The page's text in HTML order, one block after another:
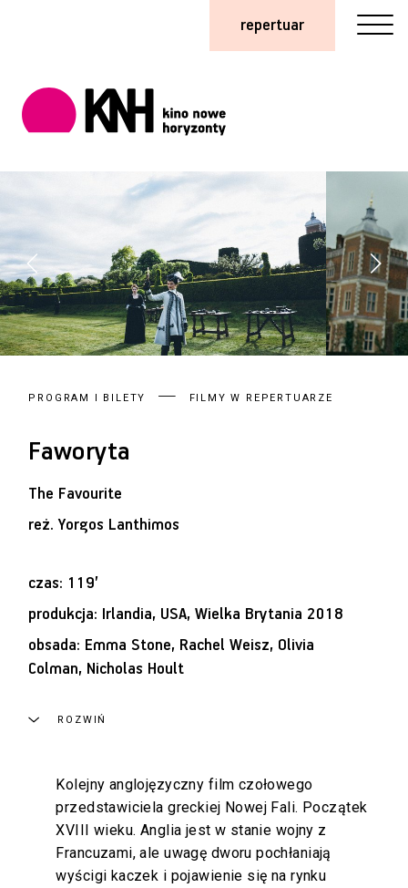
repertuar
PROGRAM I BILETY FILMY W REPERTUARZE
Faworyta
The Favourite
reż.Yorgos Lanthimos
czas: 119’
produkcja: Irlandia, USA, Wielka Brytania 2018
obsada: Emma Stone, Rachel Weisz, Olivia
Colman, Nicholas Hoult
ROZWIŃ
Kolejny anglojęzyczny film czołowego
przedstawiciela greckiej Nowej Fali. Początek
XVIII wieku. Anglia jest w stanie wojny z
Francuzami, ale uwagę dworu pochłaniają
wyścigi kaczek i pojawienie się na rynku